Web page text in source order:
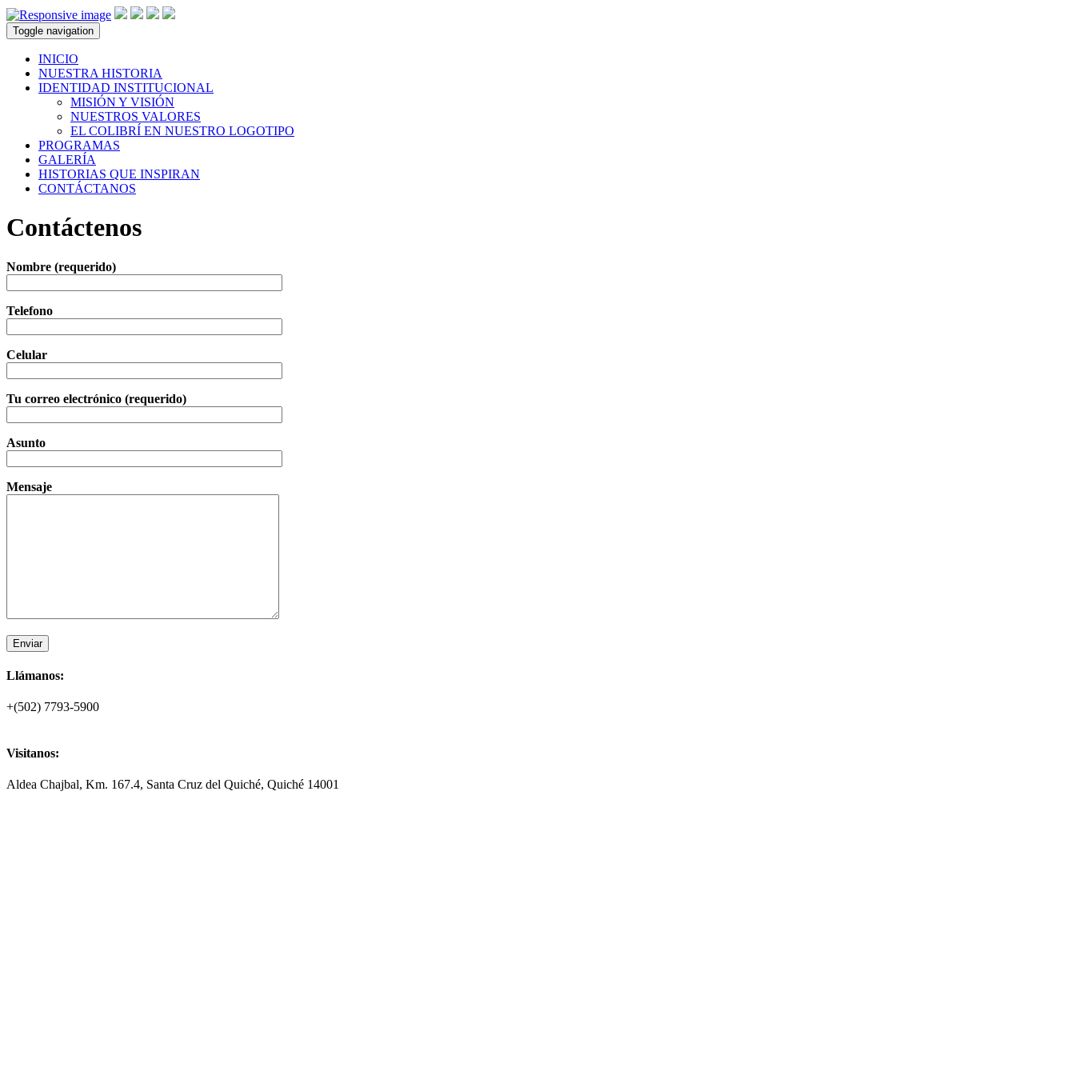
Toggle navigation
INICIO
NUESTRA HISTORIA
IDENTIDAD INSTITUCIONAL
MISIÓN Y VISIÓN
NUESTROS VALORES
EL COLIBRÍ EN NUESTRO LOGOTIPO
PROGRAMAS
GALERÍA
HISTORIAS QUE INSPIRAN
CONTÁCTANOS
Contáctenos
Nombre (requerido)
Telefono
Celular
Tu correo electrónico (requerido)
Asunto
Mensaje
Llámanos:
+(502) 7793-5900
Visitanos:
Aldea Chajbal, Km. 167.4, Santa Cruz del Quiché, Quiché 14001